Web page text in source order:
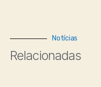
Notícias
Relacionadas